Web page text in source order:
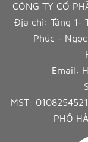
CÔNG TY CỔ
Địa chỉ: Tầng 1-
Phúc -
Email:
MST:
PHỐ